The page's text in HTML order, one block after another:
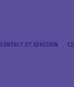
CONTACT ET ADHESION